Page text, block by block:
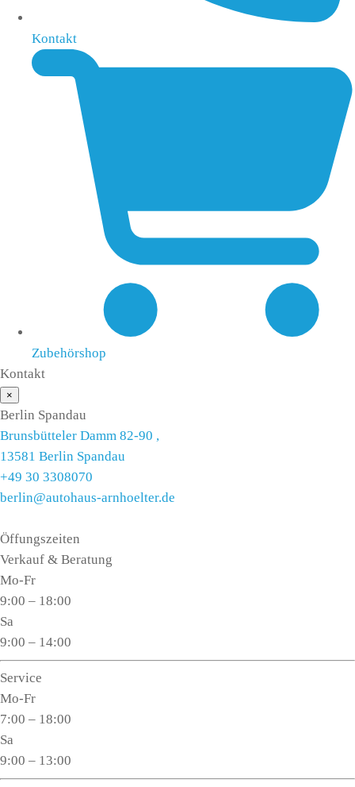
Kontakt
Zubehörshop
Kontakt
×
Berlin Spandau
Brunsbütteler Damm 82-90 ,
13581 Berlin Spandau
+49 30 3308070
berlin@autohaus-arnhoelter.de
Öffungszeiten
Verkauf & Beratung
Mo-Fr
9:00 – 18:00
Sa
9:00 – 14:00
Service
Mo-Fr
7:00 – 18:00
Sa
9:00 – 13:00